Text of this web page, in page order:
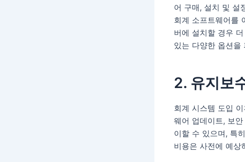
어 구매, 설치 및 설
회계 소프트웨어를
버에 설치할 경우
있는 다양한 옵션을
2. 유지보
회계 시스템 도입
웨어 업데이트, 보
이할 수 있으며, 특
비용은 사전에 예상